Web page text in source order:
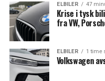
ELBILER 47
Krise i tysk
fra VW,
ELBILER 1 time
Volkswagen